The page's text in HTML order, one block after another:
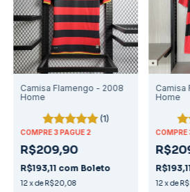
Camisa Flamengo - 2008
Home
(1)
COMPRE 3 PAGUE 2
R$209,90
R$193,11 com Boleto
12xdeR$20,08
Camisa
Home
COMPRE
12xde